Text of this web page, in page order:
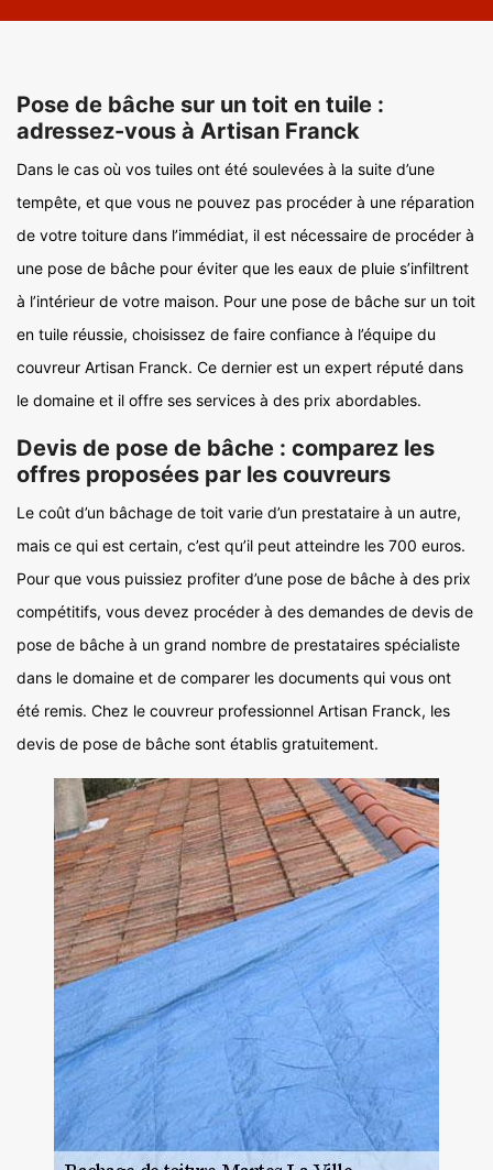
Pose de bâche sur un toit en tuile :
adressez-vous à Artisan Franck
Dans le cas où vos tuiles ont été soulevées à la suite d’une
tempête, et que vous ne pouvez pas procéder à une réparation
de votre toiture dans l’immédiat, il est nécessaire de procéder à
une pose de bâche pour éviter que les eaux de pluie s’infiltrent
à l’intérieur de votre maison. Pour une pose de bâche sur un toit
en tuile réussie, choisissez de faire confiance à l’équipe du
couvreur Artisan Franck. Ce dernier est un expert réputé dans
le domaine et il offre ses services à des prix abordables.
Devis de pose de bâche : comparez les
offres proposées par les couvreurs
Le coût d’un bâchage de toit varie d’un prestataire à un autre,
mais ce qui est certain, c’est qu’il peut atteindre les 700 euros.
Pour que vous puissiez profiter d’une pose de bâche à des prix
compétitifs, vous devez procéder à des demandes de devis de
pose de bâche à un grand nombre de prestataires spécialiste
dans le domaine et de comparer les documents qui vous ont
été remis. Chez le couvreur professionnel Artisan Franck, les
devis de pose de bâche sont établis gratuitement.